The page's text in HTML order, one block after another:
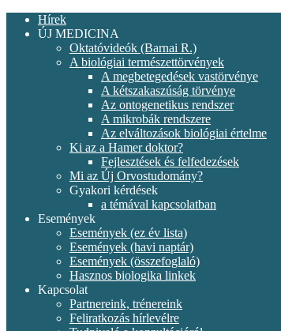
Hírek
ÚJ MEDICINA
Oktatóvideók (Barnai R.)
A biológiai természettörvények
A megbetegedések vastörvénye
A kétszakaszúság törvénye
Az ontogenetikus rendszer
A mikrobák rendszere
Az elváltozások biológiai értelme
Ki az a Hamer doktor?
Fejlesztések és felfedezések
Mi az Új Orvostudomány?
Gyakori kérdések
a témával kapcsolatban
Események
Események (ez év lista)
Események (havi naptár)
Események (összefoglaló)
Hasznos biologika linkek
Kapcsolat
Partnereink, trénereink
Feliratkozás hírlevélre